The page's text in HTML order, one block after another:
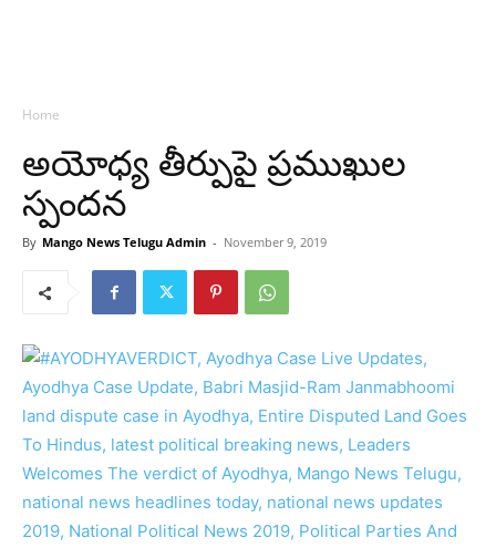
Home
అయోధ్య తీర్పుపై ప్రముఖుల
స్పందన
By Mango News Telugu Admin - November 9, 2019